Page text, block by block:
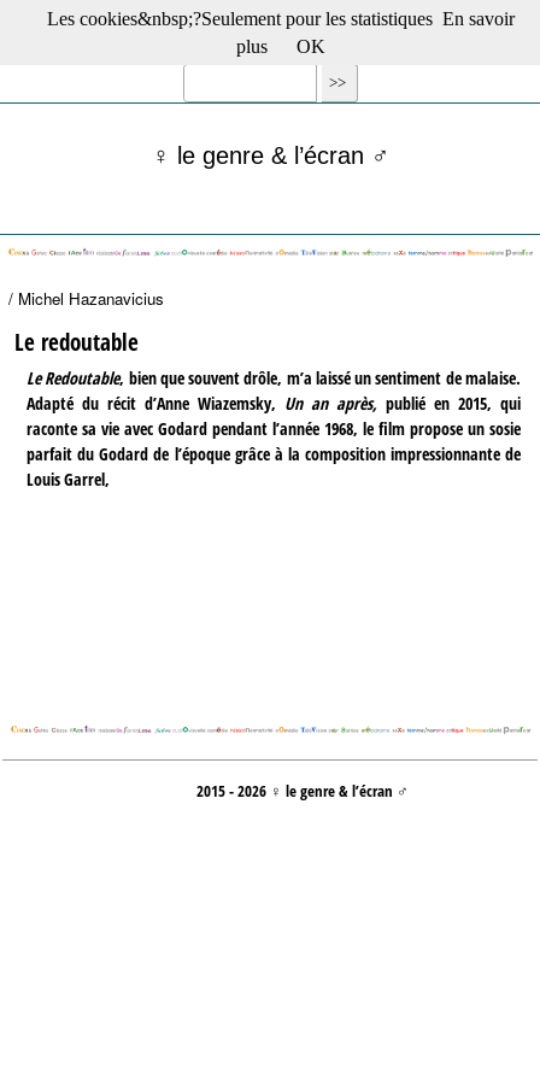
☰ Menu
Films récents
Films -TV/plates-formes
Archives
S’abonner à la Lettre !
♀ le genre & l’écran ♂
/ Michel Hazanavicius
Le redoutable
Le Redoutable, bien que souvent drôle, m’a laissé un sentiment de malaise.
Adapté du récit d’Anne Wiazemsky, Un an après, publié en 2015, qui
raconte sa vie avec Godard pendant l’année 1968, le film propose un sosie
parfait du Godard de l’époque grâce à la composition impressionnante de
Louis Garrel,
2015 - 2026 ♀ le genre & l’écran ♂
Les cookies&nbsp;?Seulement pour les statistiques En savoir
plus
OK